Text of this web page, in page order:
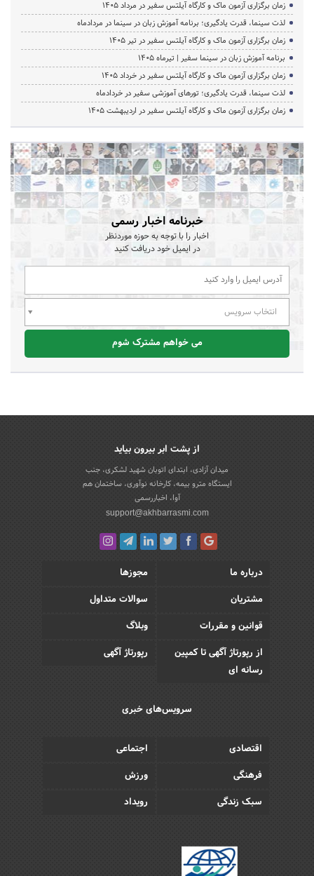
زمان برگزاری آزمون ماک و کارگاه آیلتس سفیر در مرداد 1405
لذت سینما، قدرت یادگیری؛ برنامه آموزش زبان در سینما در مردادماه
زمان برگزاری آزمون ماک و کارگاه آیلتس سفیر در تیر 1405
برنامه آموزش زبان در سینما سفیر | تیرماه ۱۴۰۵
زمان برگزاری آزمون ماک و کارگاه آیلتس سفیر در خرداد 1405
لذت سینما، قدرت یادگیری؛ تورهای آموزشی سفیر در خردادماه
زمان برگزاری آزمون ماک و کارگاه آیلتس سفیر در اردیبهشت 1405
خبرنامه اخبار رسمی
اخبار را با توجه به حوزه موردنظر
در ایمیل خود دریافت کنید
انتخاب سرویس
می خواهم مشترک شوم
از پشت ابر بیرون بیاید
میدان آزادی، ابتدای اتوبان شهید لشکری، جنب
ایستگاه مترو بیمه، کارخانه نوآوری، ساختمان هم
آوا، اخباررسمی
support@akhbarrasmi.com
درباره ما
مجوزها
مشتریان
سوالات متداول
قوانین و مقررات
وبلاگ
از رپورتاژ آگهی تا کمپین
رسانه ای
رپورتاژ آگهی
سرویس‌های خبری
اقتصادی
اجتماعی
فرهنگی
ورزش
سبک زندگی
رویداد